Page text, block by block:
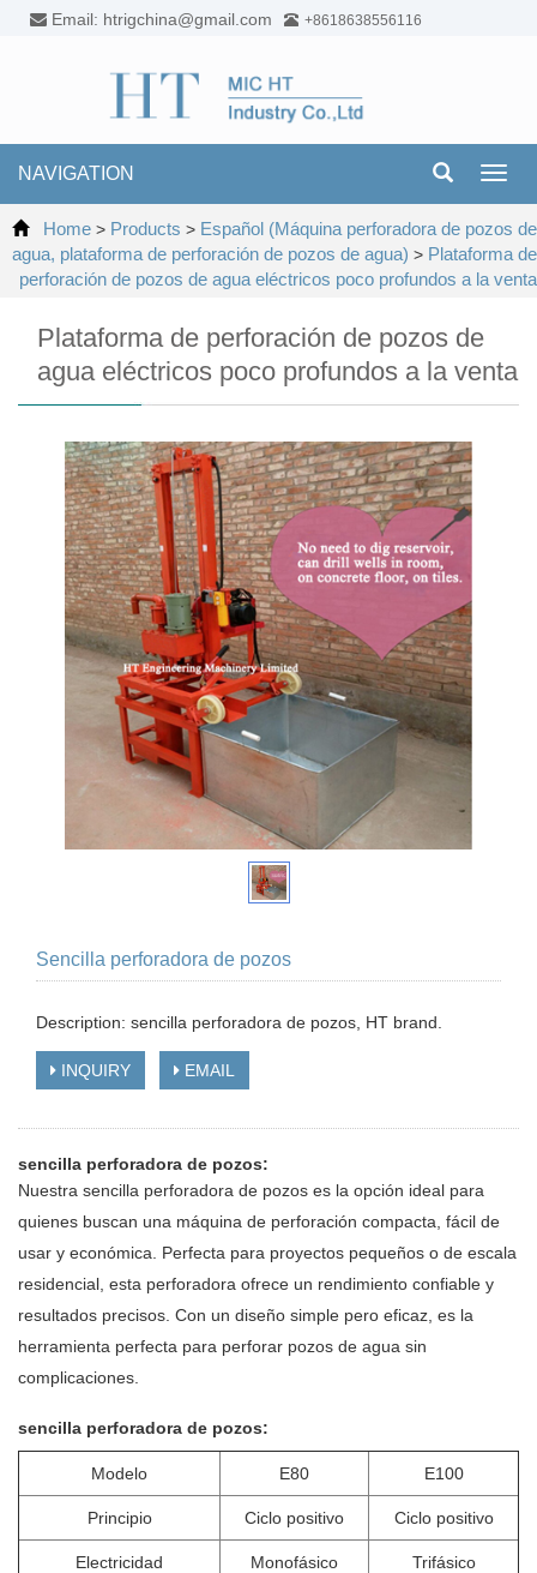
Email: htrigchina@gmail.com +8618638556116
NAVIGATION
Home > Products > Español (Máquina perforadora de pozos de
agua, plataforma de perforación de pozos de agua) > Plataforma de
perforación de pozos de agua eléctricos poco profundos a la venta
Plataforma de perforación de pozos de
agua eléctricos poco profundos a la venta
Sencilla perforadora de pozos
Description: sencilla perforadora de pozos, HT brand.
INQUIRY EMAIL
sencilla perforadora de pozos:
Nuestra sencilla perforadora de pozos es la opción ideal para
quienes buscan una máquina de perforación compacta, fácil de
usar y económica. Perfecta para proyectos pequeños o de escala
residencial, esta perforadora ofrece un rendimiento confiable y
resultados precisos. Con un diseño simple pero eficaz, es la
herramienta perfecta para perforar pozos de agua sin
complicaciones.
sencilla perforadora de pozos:
Modelo E80 E100
Principio Ciclo positivo Ciclo positivo
Electricidad Monofásico Trifásico